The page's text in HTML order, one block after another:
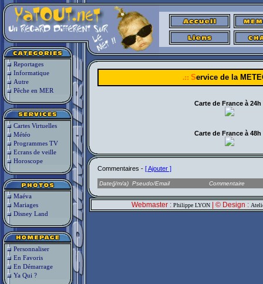
Reportages
Informatique
Autre
Pêche en MER
Cartes Virtuelles
Météo
Programmes TV
Ecrans de veille
Horoscope
Maéva
Mariages
Disney Land
Personnaliser
En Favoris
En Démarrage
Ya Qui ?
.:: Service de la
Carte de France à 24h
Carte de France à 48h
Commentaires - [ Ajouter ]
Date(j/m/a) Pseudo/Email Commentaire
Webmaster : Philippe LYON | © Design :